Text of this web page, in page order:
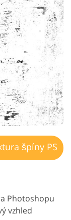
špíny PS
Photoshopu
vzhled